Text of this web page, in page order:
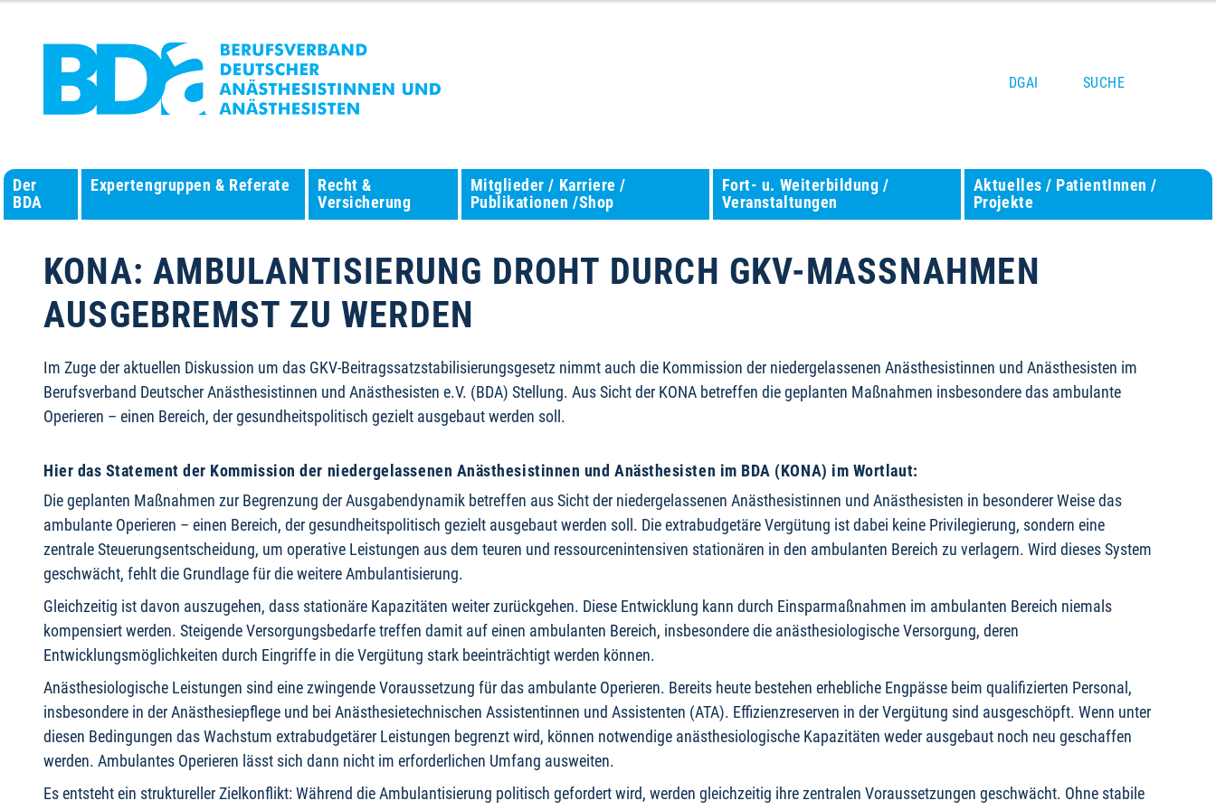
DGAI SUCHE
Der
BDA
Expertengruppen & Referate
Recht &
Versicherung
Mitglieder / Karriere /
Publikationen /Shop
Fort- u. Weiterbildung /
Veranstaltungen
Aktuelles / PatientInnen /
Projekte
KONA: AMBULANTISIERUNG DROHT DURCH GKV-MASSNAHMEN A
USGEBREMST ZU WERDEN
Im Zuge der aktuellen Diskussion um das GKV-Beitragssatzstabilisierungsgesetz nimmt auch die Kommission der niedergelassenen Anästhesistinnen und Anästhesisten im
Berufsverband Deutscher Anästhesistinnen und Anästhesisten e.V. (BDA) Stellung. Aus Sicht der KONA betreffen die geplanten Maßnahmen insbesondere das ambulante
Operieren – einen Bereich, der gesundheitspolitisch gezielt ausgebaut werden soll.
Hier das Statement der Kommission der niedergelassenen Anästhesistinnen und Anästhesisten im BDA (KONA) im Wortlaut:
Die geplanten Maßnahmen zur Begrenzung der Ausgabendynamik betreffen aus Sicht der niedergelassenen Anästhesistinnen und Anästhesisten in besonderer Weise das
ambulante Operieren – einen Bereich, der gesundheitspolitisch gezielt ausgebaut werden soll. Die extrabudgetäre Vergütung ist dabei keine Privilegierung, sondern eine
zentrale Steuerungsentscheidung, um operative Leistungen aus dem teuren und ressourcenintensiven stationären in den ambulanten Bereich zu verlagern. Wird dieses System
geschwächt, fehlt die Grundlage für die weitere Ambulantisierung.
Gleichzeitig ist davon auszugehen, dass stationäre Kapazitäten weiter zurückgehen. Diese Entwicklung kann durch Einsparmaßnahmen im ambulanten Bereich niemals
kompensiert werden. Steigende Versorgungsbedarfe treffen damit auf einen ambulanten Bereich, insbesondere die anästhesiologische Versorgung, deren
Entwicklungsmöglichkeiten durch Eingriffe in die Vergütung stark beeinträchtigt werden können.
Anästhesiologische Leistungen sind eine zwingende Voraussetzung für das ambulante Operieren. Bereits heute bestehen erhebliche Engpässe beim qualifizierten Personal,
insbesondere in der Anästhesiepflege und bei Anästhesietechnischen Assistentinnen und Assistenten (ATA). Effizienzreserven in der Vergütung sind ausgeschöpft. Wenn unter
diesen Bedingungen das Wachstum extrabudgetärer Leistungen begrenzt wird, können notwendige anästhesiologische Kapazitäten weder ausgebaut noch neu geschaffen
werden. Ambulantes Operieren lässt sich dann nicht im erforderlichen Umfang ausweiten.
Es entsteht ein struktureller Zielkonflikt: Während die Ambulantisierung politisch gefordert wird, werden gleichzeitig ihre zentralen Voraussetzungen geschwächt. Ohne stabile